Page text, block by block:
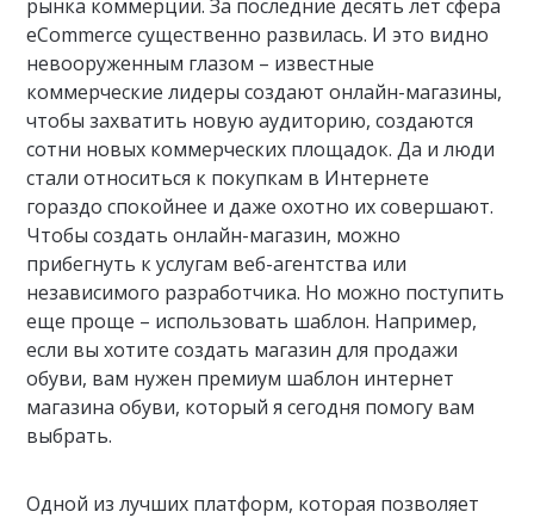
рынка коммерции. За последние десять лет сфера
eCommerce существенно развилась. И это видно
невооруженным глазом – известные
коммерческие лидеры создают онлайн-магазины,
чтобы захватить новую аудиторию, создаются
сотни новых коммерческих площадок. Да и люди
стали относиться к покупкам в Интернете
гораздо спокойнее и даже охотно их совершают.
Чтобы создать онлайн-магазин, можно
прибегнуть к услугам веб-агентства или
независимого разработчика. Но можно поступить
еще проще – использовать шаблон. Например,
если вы хотите создать магазин для продажи
обуви, вам нужен премиум шаблон интернет
магазина обуви, который я сегодня помогу вам
выбрать.
Одной из лучших платформ, которая позволяет